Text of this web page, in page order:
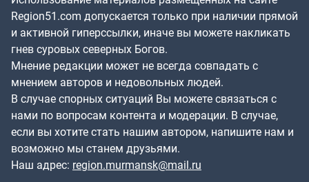
Region51.com допускается только при наличии прямой
и активной гиперссылки, иначе вы можете накликать
гнев суровых северных Богов.
Мнение редакции может не всегда совпадать с
мнением авторов и недовольных людей.
В случае спорных ситуаций Вы можете связаться с
нами по вопросам контента и модерации. В случае,
если вы хотите стать нашим автором, напишите нам и
возможно мы станем друзьями.
Наш адрес: region.murmansk@mail.ru